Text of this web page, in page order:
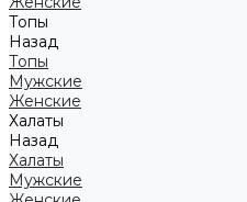
Топы
Назад
Топы
Мужские
Женские
Халаты
Назад
Халаты
Мужские